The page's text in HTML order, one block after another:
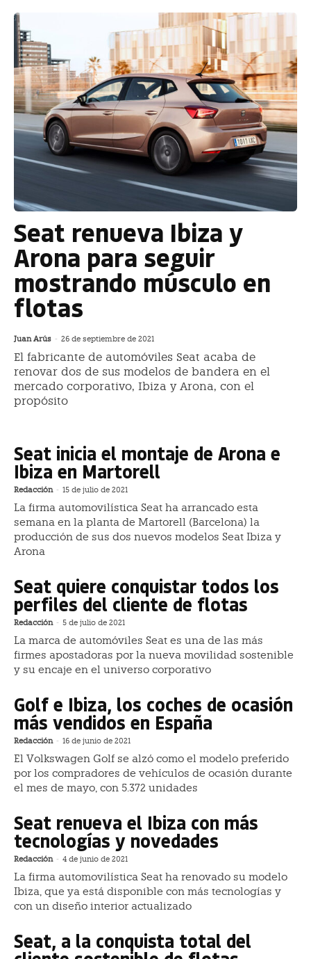
Seat renueva Ibiza y
Arona para seguir
mostrando músculo en
flotas
Juan Arús - 26 de septiembre de 2021
El fabricante de automóviles Seat acaba de
renovar dos de sus modelos de bandera en el
mercado corporativo, Ibiza y Arona, con el
propósito
Seat inicia el montaje de Arona e
Ibiza en Martorell
Redacción - 15 de julio de 2021
La firma automovilística Seat ha arrancado esta
semana en la planta de Martorell (Barcelona) la
producción de sus dos nuevos modelos Seat Ibiza y
Arona
Seat quiere conquistar todos los
perfiles del cliente de flotas
Redacción - 5 de julio de 2021
La marca de automóviles Seat es una de las más
firmes apostadoras por la nueva movilidad sostenible
y su encaje en el universo corporativo
Golf e Ibiza, los coches de ocasión
más vendidos en España
Redacción - 16 de junio de 2021
El Volkswagen Golf se alzó como el modelo preferido
por los compradores de vehículos de ocasión durante
el mes de mayo, con 5.372 unidades
Seat renueva el Ibiza con más
tecnologías y novedades
Redacción - 4 de junio de 2021
La firma automovilística Seat ha renovado su modelo
Ibiza, que ya está disponible con más tecnologías y
con un diseño interior actualizado
Seat, a la conquista total del